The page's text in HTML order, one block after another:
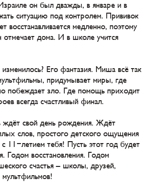
он был дважды, в январе и в
ситуацию под контролем. Прививок
восстанавливается медленно, поэтому
отмечает дома. И в школе учится
Его фантазия. Миша всё так
придумывает миры, где
побеждает зло. Где помощь приходит
всегда счастливый финал.
ждёт свой день рождения. Ждёт
слов, простого детского ощущения
11-летием тебя! Пусть этот год будет
Годом восстановления. Годом
счастья – школы, друзей,